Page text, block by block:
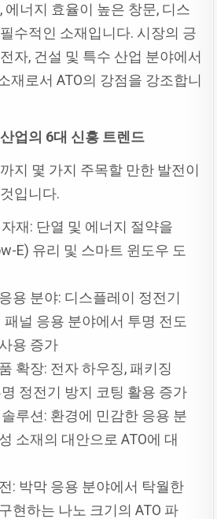
에너지 효율이 높은 창문, 디스
수적인 소재입니다. 시장의 긍
자, 건설 및 특수 산업 분야에서
재로서 ATO의 강점을 강조합니
산업의 6대 신흥 트렌드
지 몇 가지 주목할 만한 발전이
입니다.
재: 단열 및 에너지 절약을
E) 유리 및 스마트 윈도우 도
용 분야: 디스플레이 정전기
패널 응용 분야에서 투명 전도
용 증가
확장: 전자 하우징, 패키징
정전기 방지 코팅 활용 증가
루션: 환경에 민감한 응용 분
소재의 대안으로 ATO에 대
: 박막 응용 분야에서 탁월한
현하는 나노 크기의 ATO 파